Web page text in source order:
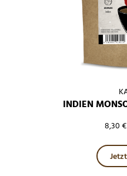
INDIEN
8,30€